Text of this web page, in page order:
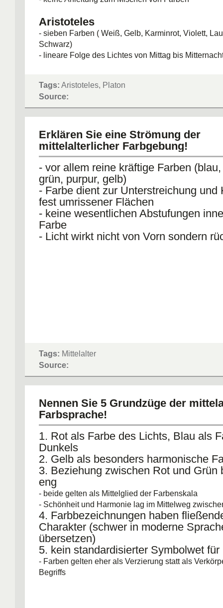
Aristoteles
- sieben Farben ( Weiß, Gelb, Karminrot, Violett,
Schwarz)
- lineare Folge des Lichtes von Mittag bis
erzeugen
Tags: Aristoteles, Platon
Source:
Erklären Sie eine Strömung der
mittelalterlicher Farbgebung!
- vor allem reine kräftige Farben
grün, purpur, gelb)
- Farbe dient zur Unterstreichung und
fest umrissener Flächen
- keine wesentlichen Abstufungen
Farbe
- Licht wirkt nicht von Vorn sondern
Tags: Mittelalter
Source:
Nennen Sie 5 Grundzüge der
Farbsprache!
1. Rot als Farbe des Lichts, Blau als
Dunkels
2. Gelb als besonders harmonische
3. Beziehung zwischen Rot und Grün
eng
- beide gelten als Mittelglied der Farbenskala
- Schönheit und Harmonie lag im Mittelweg
4. Farbbezeichnungen haben
Charakter (schwer in moderne
übersetzen)
5. kein standardisierter Symbolwet für
- Farben gelten eher als Verzierung statt als
Begriffs